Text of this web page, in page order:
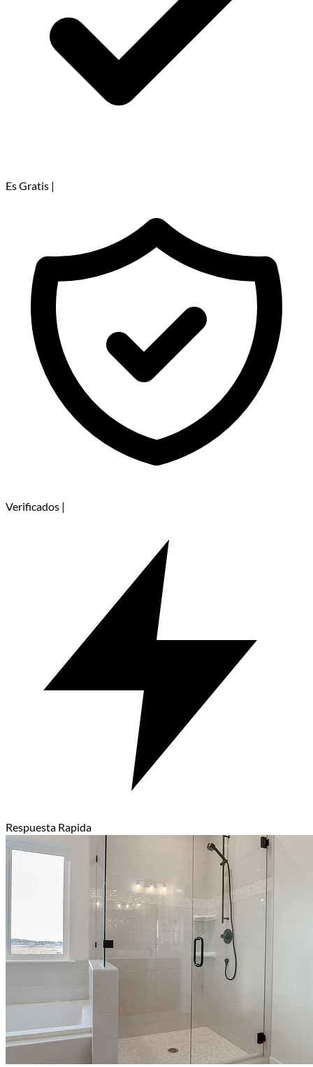
Es Gratis |
Verificados |
Respuesta Rapida